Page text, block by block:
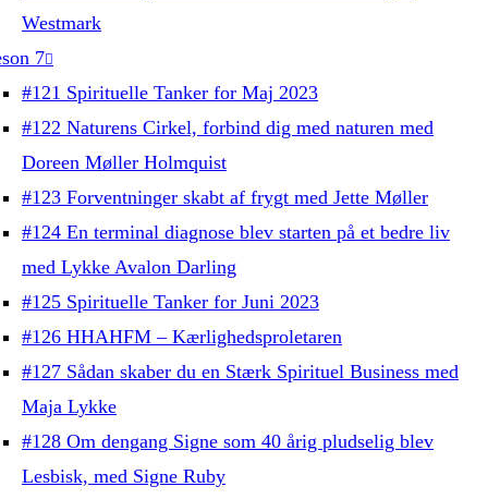
Westmark
7
#121 Spirituelle Tanker for Maj 2023
#122 Naturens Cirkel, forbind dig med naturen med
Doreen Møller Holmquist
#123 Forventninger skabt af frygt med Jette Møller
#124 En terminal diagnose blev starten på et bedre liv
med Lykke Avalon Darling
#125 Spirituelle Tanker for Juni 2023
#126 HHAHFM – Kærlighedsproletaren
#127 Sådan skaber du en Stærk Spirituel Business med
Maja Lykke
#128 Om dengang Signe som 40 årig pludselig blev
Lesbisk, med Signe Ruby